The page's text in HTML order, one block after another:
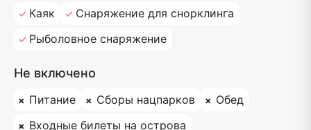
Каяк
Снаряжение для снорклинга
Рыболовное снаряжение
Не включено
Питание Сборы нацпарков
Обед
Входные билеты на острова